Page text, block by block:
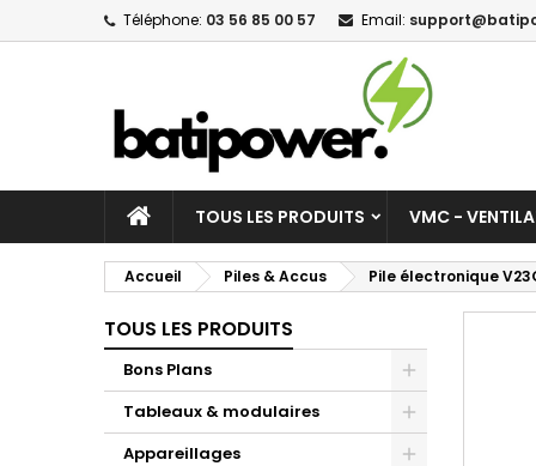
Téléphone: 03 56 85 00 57 Email:
TOUS LES PRODUITS VMC -
Accueil Piles & Accus Pile électronique
TOUS LES PRODUITS
Bons Plans
Tableaux & modulaires
Appareillages